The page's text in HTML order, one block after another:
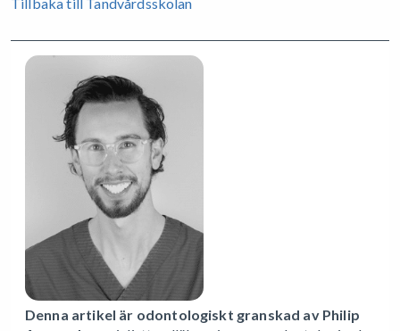
Tillbaka till Tandvårdsskolan
Denna artikel är odontologiskt granskad av Philip